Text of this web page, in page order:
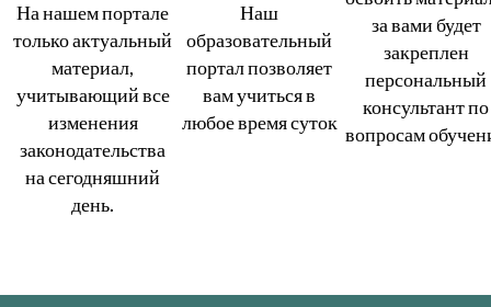
На нашем портале
только актуальный
материал,
учитывающий все
изменения
законодательства
на сегодняшний
день.
Наш
образовательный
портал позволяет
вам учиться в
любое время суток
за вами будет
закреплен
персональный
консультант по
вопросам